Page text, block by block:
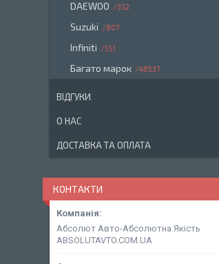
DAEWOO 332
Suzuki 807
Infiniti 551
Багато марок 48537
ВІДГУКИ
О НАС
ДОСТАВКА ТА ОПЛАТА
КОНТАКТИ
Абсолют Авто-Абсолютна Якість
ABSOLUTAVTO.COM.UA